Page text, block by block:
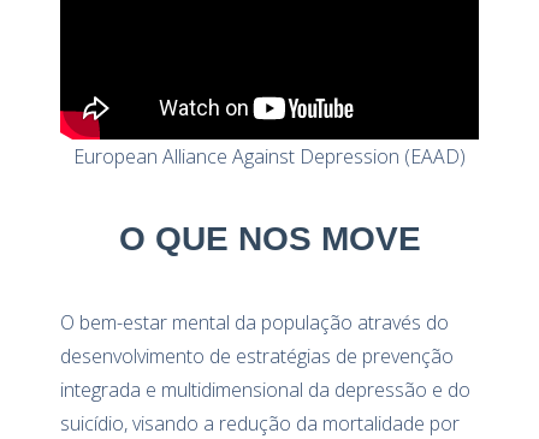
European Alliance Against Depression (EAAD)
O QUE NOS MOVE
O bem-estar mental da população através do
desenvolvimento de estratégias de prevenção
integrada e multidimensional da depressão e do
suicídio, visando a redução da mortalidade por